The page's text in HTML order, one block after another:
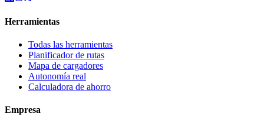
Herramientas
Todas las herramientas
Planificador de rutas
Mapa de cargadores
Autonomía real
Calculadora de ahorro
Empresa